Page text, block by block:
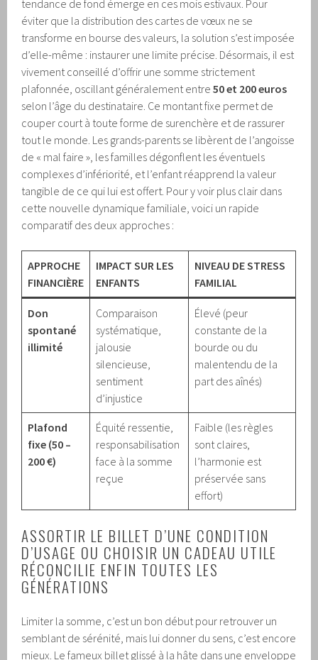
tendance de fond émerge en ces mois estivaux. Pour
éviter que la distribution des cartes de vœux ne se
transforme en bourse des valeurs, la solution s’est imposée
d’elle-même : instaurer une limite précise. Désormais, il est
vivement conseillé d’offrir une somme strictement
plafonnée, oscillant généralement entre50 et 200 euros
selon l’âge du destinataire. Ce montant fixe permet de
couper court à toute forme de surenchère et de rassurer
tout le monde. Les grands-parents se libèrent de l’angoisse
de « mal faire », les familles dégonflent les éventuels
complexes d’infériorité, et l’enfant réapprend la valeur
tangible de ce qui lui est offert. Pour y voir plus clair dans
cette nouvelle dynamique familiale, voici un rapide
comparatif des deux approches :
APPROCHE
FINANCIÈRE
IMPACT SUR LES
ENFANTS
NIVEAU DE STRESS
FAMILIAL
Don
spontané
illimité
Comparaison
systématique,
jalousie
silencieuse,
sentiment
d’injustice
Élevé (peur
constante de la
bourde ou du
malentendu de la
part des aînés)
Plafond
fixe (50 –
200 €)
Équité ressentie,
responsabilisation
face à la somme
reçue
Faible (les règles
sont claires,
l’harmonie est
préservée sans
effort)
ASSORTIR LE BILLET D’UNE CONDITION
D’USAGE OU CHOISIR UN CADEAU UTILE
RÉCONCILIE ENFIN TOUTES LES
GÉNÉRATIONS
Limiter la somme, c’est un bon début pour retrouver un
semblant de sérénité, mais lui donner du sens, c’est encore
mieux. Le fameux billet glissé à la hâte dans une enveloppe